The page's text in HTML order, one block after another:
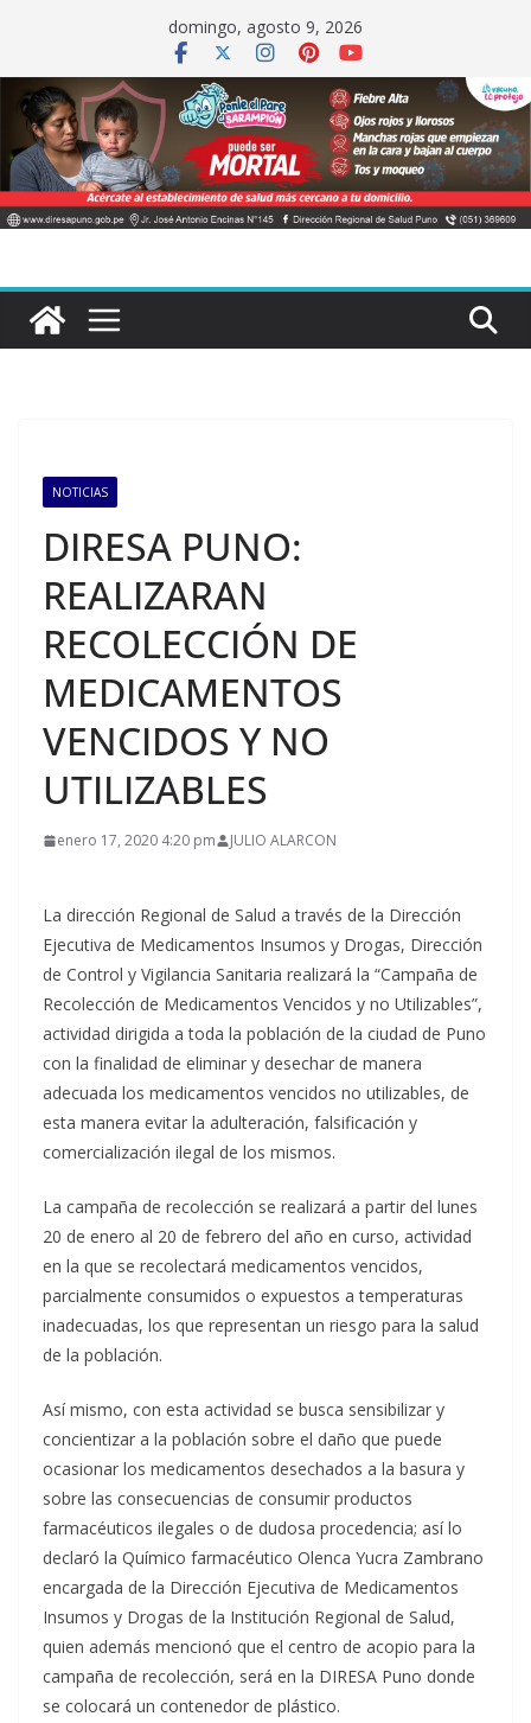
contenido
domingo, agosto 9, 2026
NOTICIAS
DIRESA PUNO:
REALIZARAN
RECOLECCIÓN DE
MEDICAMENTOS
VENCIDOS Y NO
UTILIZABLES
enero 17, 2020 4:20 pm JULIO ALARCON
La dirección Regional de Salud a través de la Dirección
Ejecutiva de Medicamentos Insumos y Drogas, Dirección
de Control y Vigilancia Sanitaria realizará la “Campaña de
Recolección de Medicamentos Vencidos y no Utilizables”,
actividad dirigida a toda la población de la ciudad de Puno
con la finalidad de eliminar y desechar de manera
adecuada los medicamentos vencidos no utilizables, de
esta manera evitar la adulteración, falsificación y
comercialización ilegal de los mismos.
La campaña de recolección se realizará a partir del lunes
20 de enero al 20 de febrero del año en curso, actividad
en la que se recolectará medicamentos vencidos,
parcialmente consumidos o expuestos a temperaturas
inadecuadas, los que representan un riesgo para la salud
de la población.
Así mismo, con esta actividad se busca sensibilizar y
concientizar a la población sobre el daño que puede
ocasionar los medicamentos desechados a la basura y
sobre las consecuencias de consumir productos
farmacéuticos ilegales o de dudosa procedencia; así lo
declaró la Químico farmacéutico Olenca Yucra Zambrano
encargada de la Dirección Ejecutiva de Medicamentos
Insumos y Drogas de la Institución Regional de Salud,
quien además mencionó que el centro de acopio para la
campaña de recolección, será en la DIRESA Puno donde
se colocará un contenedor de plástico.